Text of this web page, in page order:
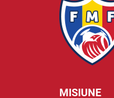
MISIUNE